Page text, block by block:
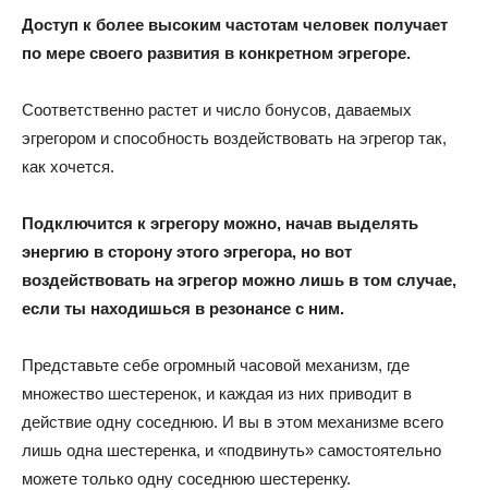
Доступ к более высоким частотам человек получает
по мере своего развития в конкретном эгрегоре.
Соответственно растет и число бонусов, даваемых
эгрегором и способность воздействовать на эгрегор так,
как хочется.
Подключится к эгрегору можно, начав выделять
энергию в сторону этого эгрегора, но вот
воздействовать на эгрегор можно лишь в том случае,
если ты находишься в резонансе с ним.
Представьте себе огромный часовой механизм, где
множество шестеренок, и каждая из них приводит в
действие одну соседнюю. И вы в этом механизме всего
лишь одна шестеренка, и «подвинуть» самостоятельно
можете только одну соседнюю шестеренку.